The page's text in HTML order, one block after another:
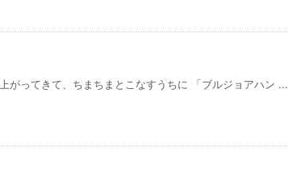
がってきて、ちまちまとこなすうちに 「ブルジョアハン ...